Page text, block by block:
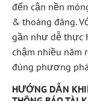
đến cận nền
& thoáng đãng.
gần như dễ thực
chậm nhiều năm
đúng phương
HƯỚNG DẪN